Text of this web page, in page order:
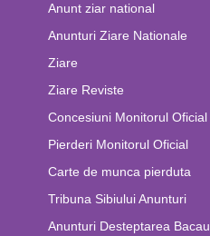
Anunt ziar national
Anunturi Ziare Nationale
Ziare
Ziare Reviste
Concesiuni Monitorul Oficial
Pierderi Monitorul Oficial
Carte de munca pierduta
Tribuna Sibiului Anunturi
Anunturi Desteptarea Bacau